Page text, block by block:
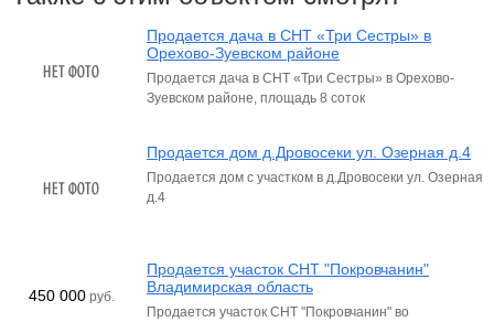
Продается дача в СНТ «Три Сестры» в
Орехово-Зуевском районе
Продается дача в СНТ «Три Сестры» в Орехово-
Зуевском районе, площадь 8 соток
Продается дом д.Дровосеки ул. Озерная д.4
Продается дом с участком в д.Дровосеки ул. Озерная
д.4
450 000 руб.
Продается участок СНТ "Покровчанин"
Владимирская область
Продается участок СНТ "Покровчанин" во